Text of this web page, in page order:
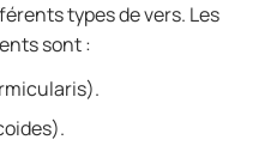
types de vers. Les
sont :